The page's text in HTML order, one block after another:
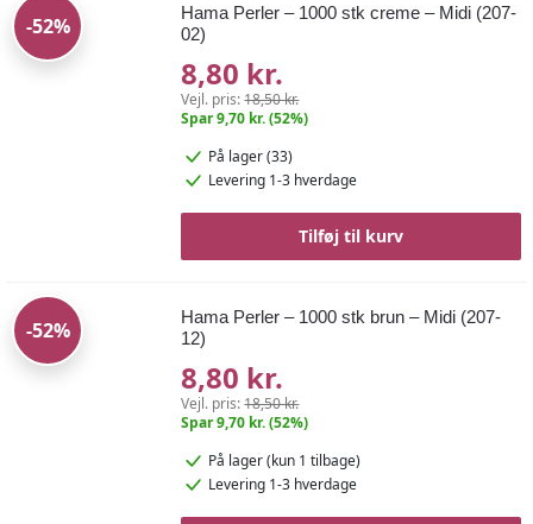
-52%
Hama Perler – 1000 stk creme – Midi (207-
02)
8,80 kr.
Vejl. pris:18,50 kr.
Spar 9,70 kr. (52%)
På lager (33)
Levering 1-3 hverdage
Tilføj til kurv
-52%
Hama Perler – 1000 stk brun – Midi (207-
12)
8,80 kr.
Vejl. pris:18,50 kr.
Spar 9,70 kr. (52%)
På lager(kun 1 tilbage)
Levering 1-3 hverdage